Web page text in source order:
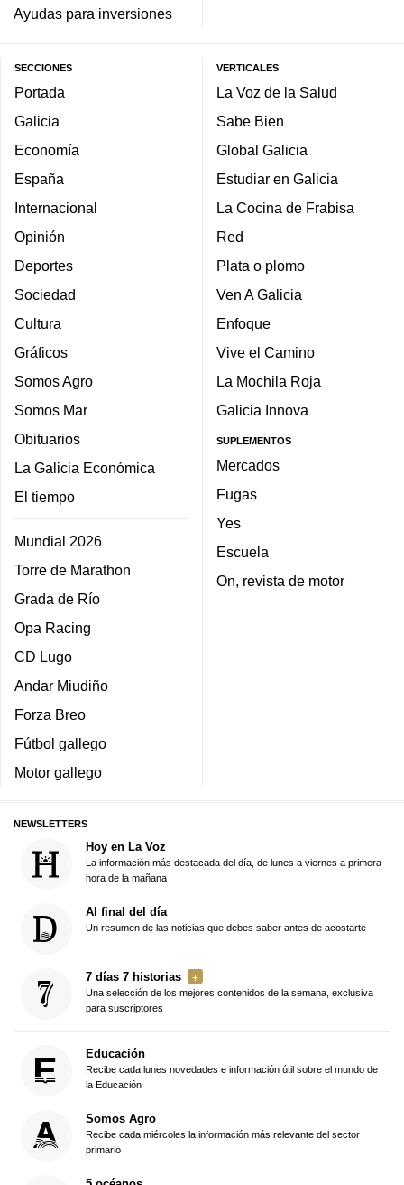
Ayudas para inversiones
SECCIONES
Portada
Galicia
Economía
España
Internacional
Opinión
Deportes
Sociedad
Cultura
Gráficos
Somos Agro
Somos Mar
Obituarios
La Galicia Económica
El tiempo
Mundial 2026
Torre de Marathon
Grada de Río
Opa Racing
CD Lugo
Andar Miudiño
Forza Breo
Fútbol gallego
Motor gallego
VERTICALES
La Voz de la Salud
Sabe Bien
Global Galicia
Estudiar en Galicia
La Cocina de Frabisa
Red
Plata o plomo
Ven A Galicia
Enfoque
Vive el Camino
La Mochila Roja
Galicia Innova
SUPLEMENTOS
Mercados
Fugas
Yes
Escuela
On, revista de motor
NEWSLETTERS
Hoy en La Voz
La información más destacada del día, de lunes a viernes a primera
hora de la mañana
Al final del día
Un resumen de las noticias que debes saber antes de acostarte
7 días 7 historias
Una selección de los mejores contenidos de la semana, exclusiva
para suscriptores
Educación
Recibe cada lunes novedades e información útil sobre el mundo de
la Educación
Somos Agro
Recibe cada miércoles la información más relevante del sector
primario